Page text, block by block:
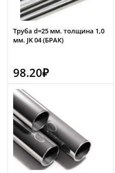
Труба d=25 мм. толщина 1,0
мм. JK 04 (БРАК)
98.20₽